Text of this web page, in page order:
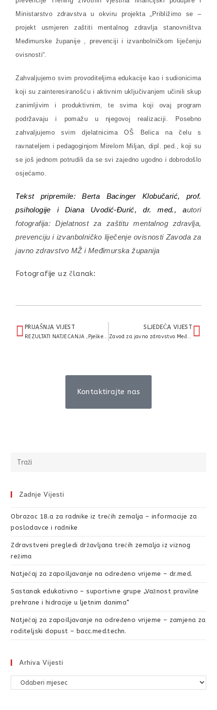
Ministarstvo zdravstva u okviru projekta „Približimo se –
projekt usmjeren zaštiti mentalnog zdravlja stanovništva
Međimurske županije , prevenciji i izvanbolničkom liječenju
ovisnosti“.
Zahvaljujemo svim provoditeljima edukacije kao i sudionicima
koji su zainteresiranošću i aktivnim uključivanjem učinili skup
zanimljivim i produktivnim, te svima koji ovaj program
podržavaju i pomažu u njegovoj realizaciji. Posebno
zahvaljujemo svim djelatnicima OŠ Belica na čelu s
ravnateljem i pedagoginjom Mirelom Miljan, dipl. ped., koji su
se još jednom potrudili da se svi zajedno ugodno i dobrodošlo
osjećamo.
Tekst pripremile: Berta Bacinger Klobučarić, prof.
psihologije i Diana Uvodić-Đurić, dr. med., autori
fotografija: Djelatnost za zaštitu mentalnog zdravlja,
prevenciju i izvanbolničko liječenje ovisnosti Zavoda za
javno zdravstvo MŽ i Međimurska županija
Fotografije uz članak:
PRIJAŠNJA VIJEST
REZULTATI NATJECANJA „Pješke ili biciklom na posao“(04.09.-24.09.2017)
SLJEDEĆA VIJEST
Zavod za javno zdravstvo Međimurske županije obilježio Svjetski dana mentalnog zdravlja – 10. listopada
Kontaktirajte nas
Zadnje Vijesti
Obrazac 18.a za radnike iz trećih zemalja – informacije za
poslodavce i radnike
Zdravstveni pregledi državljana trećih zemalja iz viznog
režima
Natječaj za zapošljavanje na određeno vrijeme – dr.med.
Sastanak edukativno – suportivne grupe „Važnost pravilne
prehrane i hidracije u ljetnim danima“
Natječaj za zapošljavanje na određeno vrijeme – zamjena za
roditeljski dopust – bacc.med.techn.
Arhiva Vijesti